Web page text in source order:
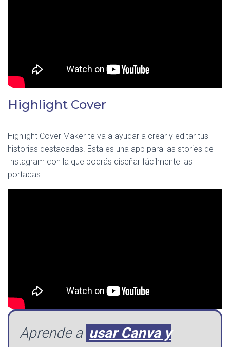
Highlight Cover
Highlight Cover Maker te va a ayudar a crear y editar tus
historias destacadas. Esta es una app para las stories de
Instagram con la que podrás diseñar fácilmente las
portadas.
Aprende a usar Canva y